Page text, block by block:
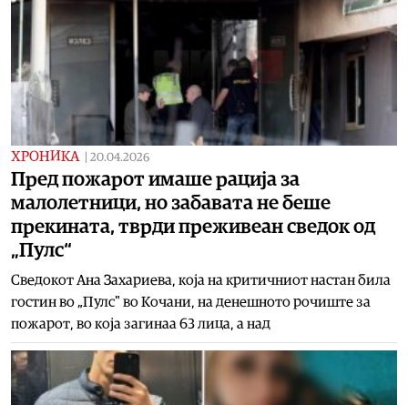
ХРОНИКА 20.04.2026
Пред пожарот имаше рација за
малолетници, но забавата не беше
прекината, тврди преживеан сведок од
„Пулс“
Сведокот Ана Захариева, која на критичниот настан била
гостин во „Пулс" во Кочани, на денешното рочиште за
пожарот, во која загинаа 63 лица, а над